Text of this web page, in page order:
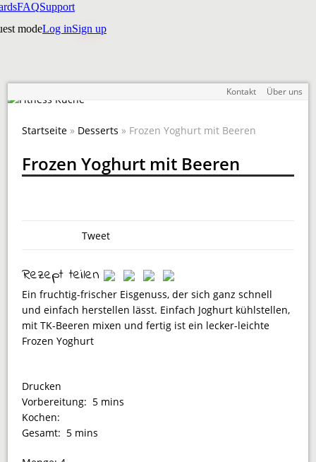
Kontakt Über uns
Startseite » Desserts » Frozen Yoghurt mit Beeren
Frozen Yoghurt mit Beeren
Tweet
Rezept teilen
Ein fruchtig-frischer Eisgenuss, der sich ganz schnell
und einfach herstellen lässt. Einfach Joghurt kühlstellen,
mit TK-Beeren mixen und fertig ist ein lecker-leichte
Frozen Yoghurt
Drucken
Vorbereitung: 5 mins
Kochen:
Gesamt: 5 mins